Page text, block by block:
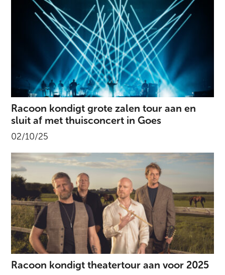
Racoon kondigt grote zalen tour aan en
sluit af met thuisconcert in Goes
02/10/25
Racoon kondigt theatertour aan voor 2025